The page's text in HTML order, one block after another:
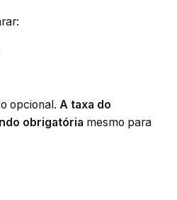
opcional. A taxa do
obrigatória mesmo para